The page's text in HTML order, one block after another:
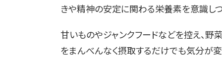
きや精神の安定に関わる栄養素を意識しつ
甘いものやジャンクフードなどを控え、野
をまんべんなく摂取するだけでも気分が変